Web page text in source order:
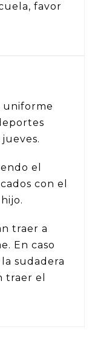
favor
uniforme
el
con el
traer a
En caso
sudadera
traer el